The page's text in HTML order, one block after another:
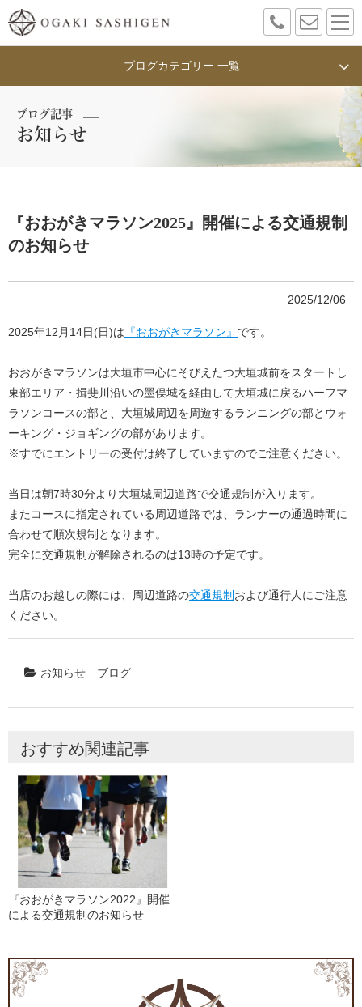
ブログカテゴリー 一覧
ブログ記事
お知らせ
『おおがきマラソン2025』開催による交通規制
のお知らせ
2025/12/06
2025年12月14日(日)は 『おおがきマラソン』 です。
おおがきマラソンは大垣市中心にそびえたつ大垣城前をスタートし
東部エリア・揖斐川沿いの墨俣城を経由して大垣城に戻るハーフマ
ラソンコースの部と、大垣城周辺を周遊するランニングの部とウォ
ーキング・ジョギングの部があります。
※すでにエントリーの受付は終了していますのでご注意ください。
当日は朝7時30分より大垣城周辺道路で交通規制が入ります。
またコースに指定されている周辺道路では、ランナーの通過時間に
合わせて順次規制となります。
完全に交通規制が解除されるのは13時の予定です。
当店のお越しの際には、周辺道路の交通規制 および通行人にご注意
ください。
お知らせ ブログ
おすすめ関連記事
『おおがきマラソン2022』開催
による交通規制のお知らせ